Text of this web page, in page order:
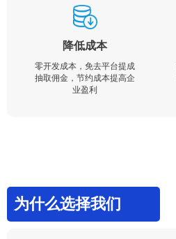
降低成本
零开发成本，免去平台提成
抽取佣金，节约成本提高企
业盈利
为什么选择我们